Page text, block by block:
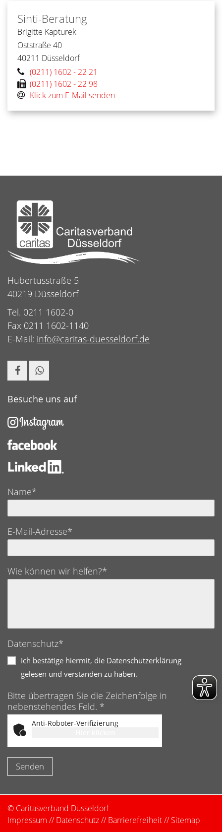
Sinti-Beratung
Brigitte Kapturek
Oststraße 40
40211 Düsseldorf
(0211) 1602 - 22 21
(0211) 1602 - 22 98
Klick zum E-Mail senden
Hubertusstraße 5
40219 Düsseldorf
Tel. 0211 1602-0
Fax 0211 1602-1140
E-Mail: info@caritas-duesseldorf.de
Besuche uns auf
Name*
E-Mail-Adresse*
Wie können wir helfen?*
Datenschutz*
Ich bestätige hiermit, die Datenschutzerklärung
gelesen und verstanden zu haben.
Bitte übertragen Sie die Zeichenfolge in
nebenstehendes Feld. *
Anti-Roboter-Verifizierung
© Caritasverband Düsseldorf
Impressum //Datenschutz//Barrierefreiheit//Sitemap